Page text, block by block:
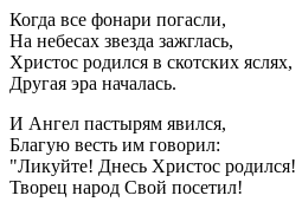
Когда все фонари погасли,
На небесах звезда зажглась,
Христос родился в скотских яслях,
Другая эра началась.
И Ангел пастырям явился,
Благую весть им говорил:
"Ликуйте! Днесь Христос родился!
Творец народ Свой посетил!